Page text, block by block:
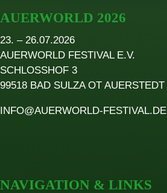
AUERWORLD 2026
23. – 26.07.2026
AUERWORLD FESTIVAL E.V.
SCHLOSSHOF 3
99518 BAD SULZA OT AUERSTEDT
INFO@AUERWORLD-FESTIVAL.DE
NAVIGATION & LINKS